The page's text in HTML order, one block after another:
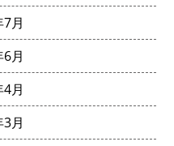
月
月
月
月